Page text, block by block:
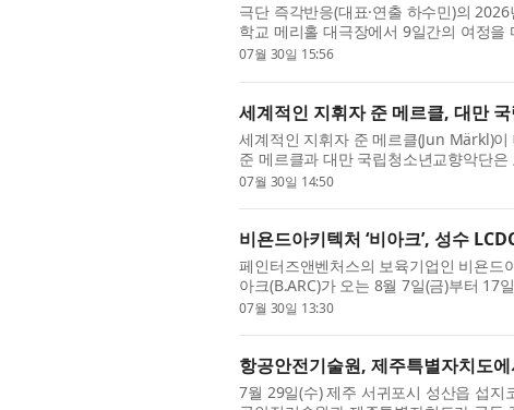
극단 즉각반응(대표·연출 하수민)의
학교 메리홀 대극장에서 9일간의 여정을
는 좁고 폐쇄적인 공간 하나만으로 100분
07월 30일 15:56
세계적인 지휘자 준 메르클, 대만
세계적인 지휘자 준 메르클(Jun Märkl)
준 메르클과 대만 국립청소년교향악단
한국 공연을 개최한다. 알라보가 주관하
07월 30일 14:50
비욘드아키텍처 ‘비아크’, 성수
페인터즈앤벤처스의 보육기업인 비욘
아크(B.ARC)가 오는 8월 7일(금)부터 17
서 첫 단독 팝업스토어 ‘파이프, 라인
07월 30일 13:30
항공안전기술원, 제주특별자치도
7월 29일(수) 제주 서귀포시 성산읍 섭